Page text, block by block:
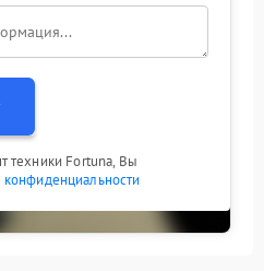
техники Fortuna, Вы